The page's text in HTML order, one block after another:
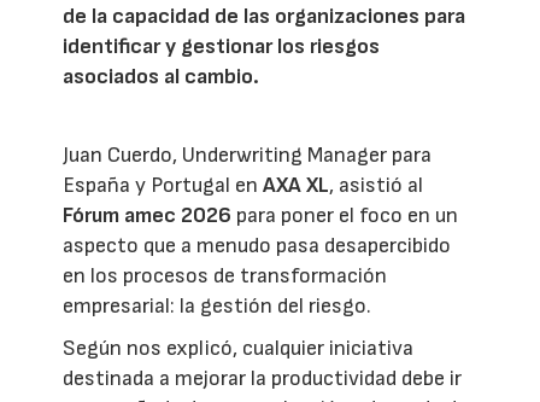
de la capacidad de las organizaciones para
identificar y gestionar los riesgos
asociados al cambio.
Juan Cuerdo, Underwriting Manager para
España y Portugal enAXA XL, asistió al
Fórum amec 2026 para poner el foco en un
aspecto que a menudo pasa desapercibido
en los procesos de transformación
empresarial: la gestión del riesgo.
Según nos explicó, cualquier iniciativa
destinada a mejorar la productividad debe ir